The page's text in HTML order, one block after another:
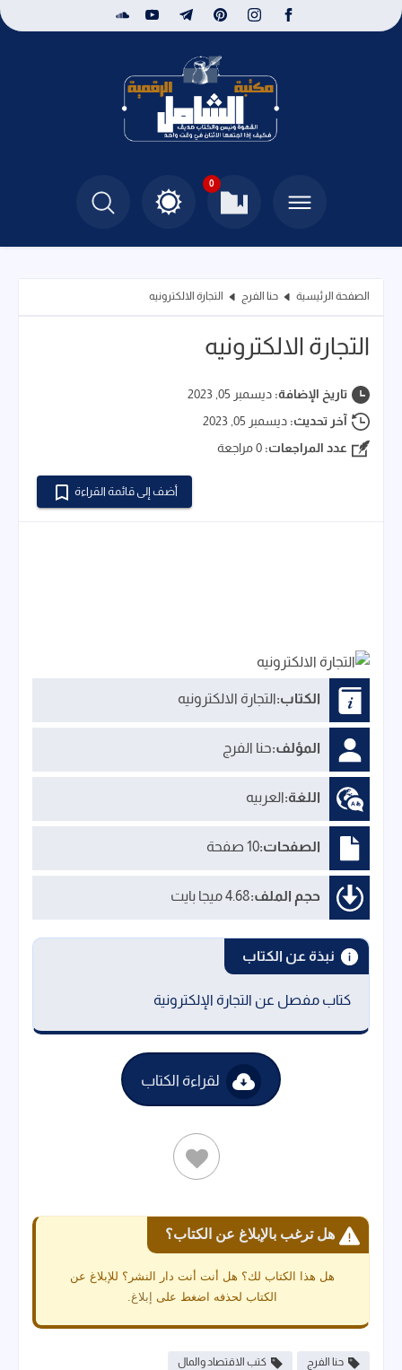
0
الصفحة الرئيسية حنا الفرج التجارة الالكترونيه
التجارة الالكترونيه
تاريخ الإضافة: ديسمبر 05, 2023
آخر تحديث: ديسمبر 05, 2023
عدد المراجعات: 0 مراجعة
أضف إلى قائمة القراءة
الكتاب:التجارة الالكترونيه
المؤلف:حنا الفرج
اللغة:العربيه
الصفحات:10 صفحة
حجم الملف:4.68 ميجا بايت
نبذة عن الكتاب
كتاب مفصل عن التجارة الإلكترونية
لقراءة الكتاب
هل ترغب بالإبلاغ عن الكتاب؟
هل هذا الكتاب لك؟ هل أنت أنت دار النشر؟ للإبلاغ عن
الكتاب لحذفه اضغط على إبلاغ.
حنا الفرج كتب الاقتصاد والمال